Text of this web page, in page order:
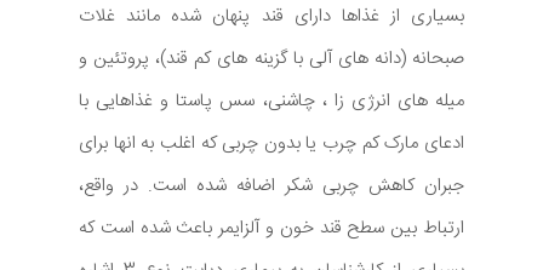
بسیاری از غذاها دارای قند پنهان شده مانند غلات
صبحانه (دانه های آلی با گزینه های کم قند)، پروتئین و
میله های انرژی زا ، چاشنی، سس پاستا و غذاهایی با
ادعای مارک کم چرب یا بدون چربی که اغلب به انها برای
جبران کاهش چربی شکر اضافه شده است. در واقع،
ارتباط بین سطح قند خون و آلزایمر باعث شده است که